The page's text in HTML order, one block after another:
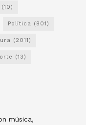
(10)
Política (801)
(2011)
(13)
música,